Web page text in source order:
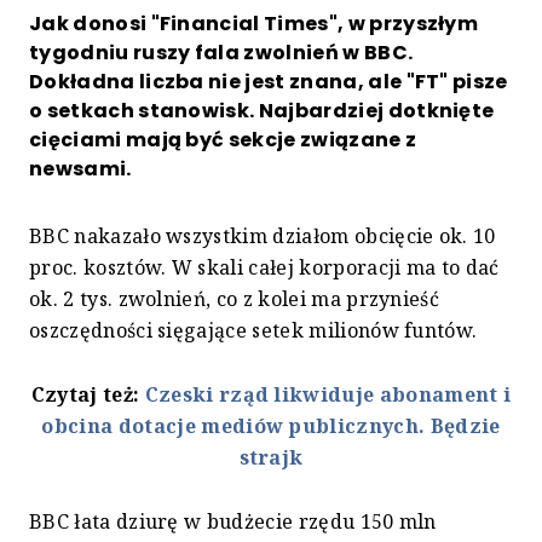
Jak donosi "Financial Times", w przyszłym
tygodniu ruszy fala zwolnień w BBC.
Dokładna liczba nie jest znana, ale "FT" pisze
o setkach stanowisk. Najbardziej dotknięte
cięciami mają być sekcje związane z
newsami.
BBC nakazało wszystkim działom obcięcie ok. 10
proc. kosztów. W skali całej korporacji ma to dać
ok. 2 tys. zwolnień, co z kolei ma przynieść
oszczędności sięgające setek milionów funtów.
Czytaj też: Czeski rząd likwiduje abonament i
obcina dotacje mediów publicznych. Będzie
strajk
BBC łata dziurę w budżecie rzędu 150 mln